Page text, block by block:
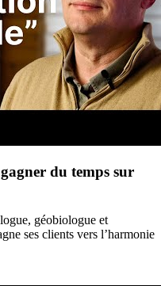
du temps sur
géobiologue et
ses clients vers l’harmonie